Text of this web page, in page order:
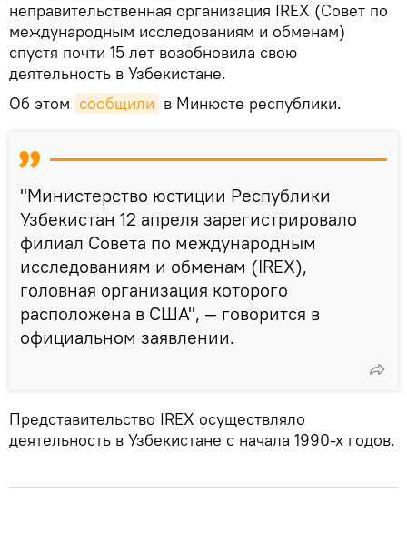
неправительственная организация IREX (Совет по
международным исследованиям и обменам)
спустя почти 15 лет возобновила свою
деятельность в Узбекистане.
Об этом сообщили в Минюсте республики.
"Министерство юстиции Республики
Узбекистан 12 апреля зарегистрировало
филиал Совета по международным
исследованиям и обменам (IREX),
головная организация которого
расположена в США", — говорится в
официальном заявлении.
Представительство IREX осуществляло
деятельность в Узбекистане с начала 1990-х годов.